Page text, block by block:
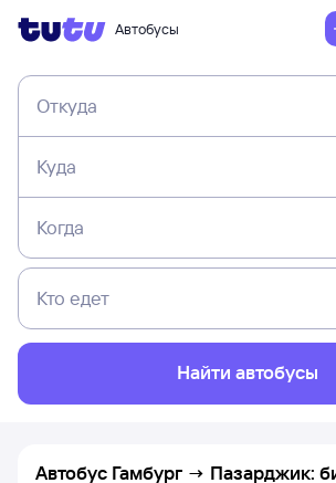
Автобусы
Откуда
Куда
Когда
Кто едет
Найти автобусы
Автобус Гамбург → Пазарджик: